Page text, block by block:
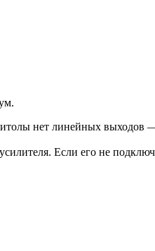
нет линейных выходов
Если его не